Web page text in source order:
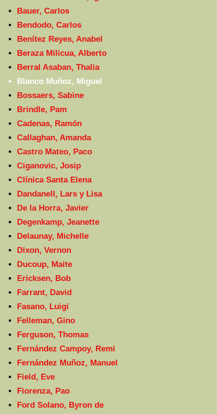
Bauer, Carlos
Bendodo, Carlos
Benítez Reyes, Anabel
Beraza Milicua, Alberto
Berral Asaban, Thalia
Blanco Muñoz, Miguel
Bossaers, Sabine
Brindle, Pam
Cadenas, Ramón
Callaghan, Amanda
Castro Mateo, Paco
Ciganovic, Josip
Clínica Santa Elena
Dandanell, Lars y Lisa
De la Horra, Javier
Degenkamp, Jeanette
Delaunay, Michelle
Dixon, Vernon
Ducoup, Maite
Ericksen, Bob
Farrant, David
Fasano, Luigi
Felleman, Gino
Ferguson, Thomas
Fernández Campoy, Remi
Fernández Muñoz, Manuel
Field, Eve
Fiorenza, Pao
Ford Solano, Byron de